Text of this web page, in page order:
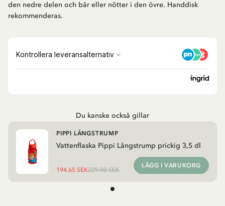
den nedre delen och bär eller nötter i den övre. Handdisk
rekommenderas.
Du kanske också gillar
Vattenflaska Pippi Långstrump prickig 3,5 dl
PIPPI LÅNGSTRUMP
194.65 SEK229.00 SEK
LÄGG I VARUKORG